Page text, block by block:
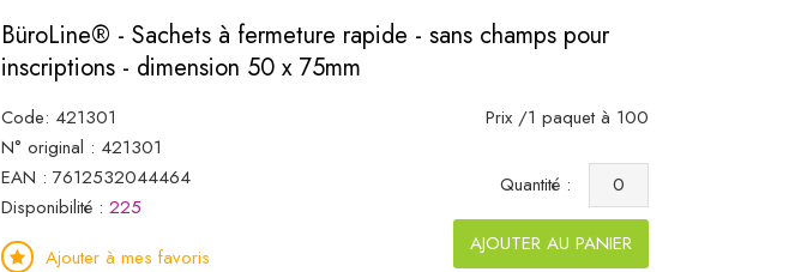
BüroLine® - Sachets à fermeture rapide - sans champs pour
inscriptions - dimension 50 x 75mm
Code: 421301
N° original : 421301
EAN : 7612532044464
Disponibilité : 225
Ajouter à mes favoris
Prix /1 paquet à 100
Quantité :
AJOUTER AU PANIER